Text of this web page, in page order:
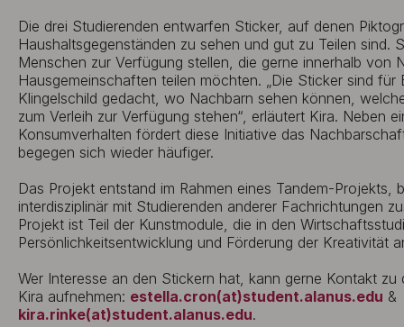
Die drei Studierenden entwarfen Sticker, auf denen
Haushaltsgegenständen zu sehen und gut zu Teilen sind.
Menschen zur Verfügung stellen, die gerne innerhalb von
Hausgemeinschaften teilen möchten. „Die Sticker sind
Klingelschild gedacht, wo Nachbarn sehen können,
zum Verleih zur Verfügung stehen“, erläutert Kira. Neben
Konsumverhalten fördert diese Initiative das
begegen sich wieder häufiger.
Das Projekt entstand im Rahmen eines Tandem-Projekts,
interdisziplinär mit Studierenden anderer Fachrichtungen
Projekt ist Teil der Kunstmodule, die in den
Persönlichkeitsentwicklung und Förderung der Kreativität
Wer Interesse an den Stickern hat, kann gerne Kontakt zu
Kira aufnehmen: estella.cron(at)student.alanus.edu &
kira.rinke(at)student.alanus.edu.